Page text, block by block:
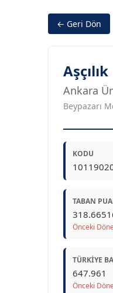
← Geri Dön
Aşçılık
Ankara
Beypazarı
KODU
TABAN
Önceki
TÜRKIYE
647.961
Önceki